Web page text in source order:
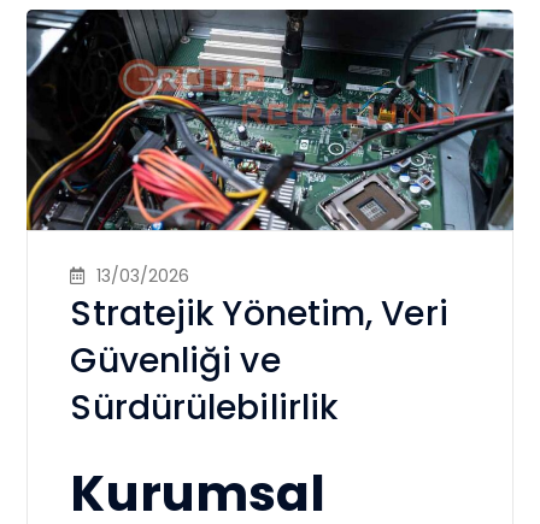
13/03/2026
Stratejik Yönetim, Veri
Güvenliği ve
Sürdürülebilirlik
Kurumsal